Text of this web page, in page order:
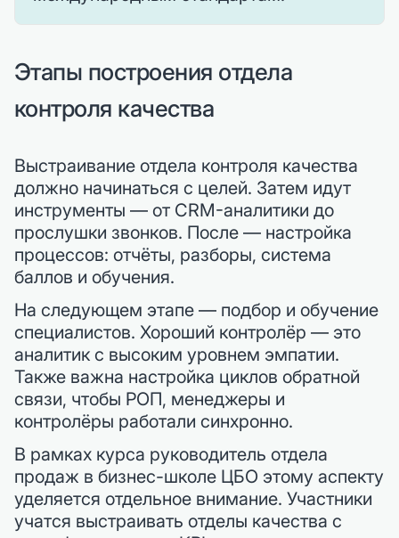
Этапы построения отдела
контроля качества
Выстраивание отдела контроля качества
должно начинаться с целей. Затем идут
инструменты — от CRM-аналитики до
прослушки звонков. После — настройка
процессов: отчёты, разборы, система
баллов и обучения.
На следующем этапе — подбор и обучение
специалистов. Хороший контролёр — это
аналитик с высоким уровнем эмпатии.
Также важна настройка циклов обратной
связи, чтобы РОП, менеджеры и
контролёры работали синхронно.
В рамках курса руководитель отдела
продаж в бизнес-школе ЦБО этому аспекту
уделяется отдельное внимание. Участники
учатся выстраивать отделы качества с